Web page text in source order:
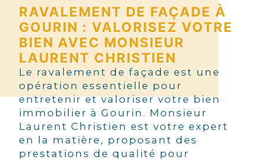
RAVALEMENT DE FAÇADE À
GOURIN : VALORISEZ VOTRE
BIEN AVEC MONSIEUR
LAURENT CHRISTIEN
Le ravalement de façade est une
opération essentielle pour
entretenir et valoriser votre bien
immobilier à Gourin. Monsieur
Laurent Christien est votre expert
en la matière, proposant des
prestations de qualité pour